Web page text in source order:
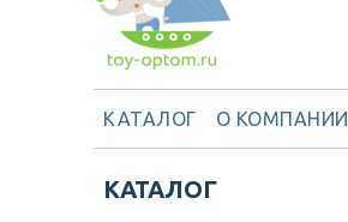
КАТАЛОГ О КОМПАНИИ
КАТАЛОГ